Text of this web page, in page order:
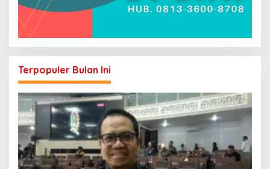
Terpopuler Bulan Ini